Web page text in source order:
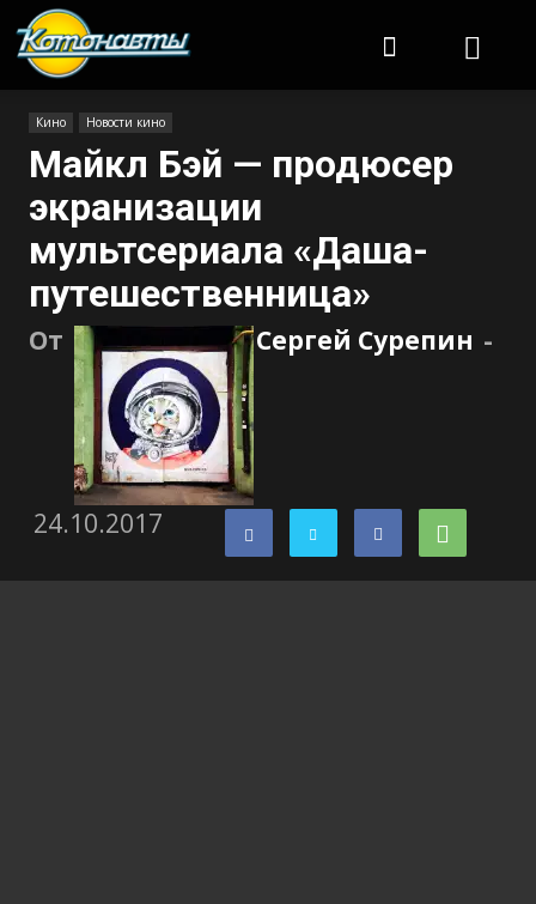
Кино Новости кино
Майкл Бэй — продюсер
экранизации
мультсериала «Даша-
путешественница»
От Сергей Сурепин -
24.10.2017